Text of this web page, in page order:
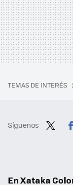
TEMAS DE INTERÉS
Síguenos
En Xataka